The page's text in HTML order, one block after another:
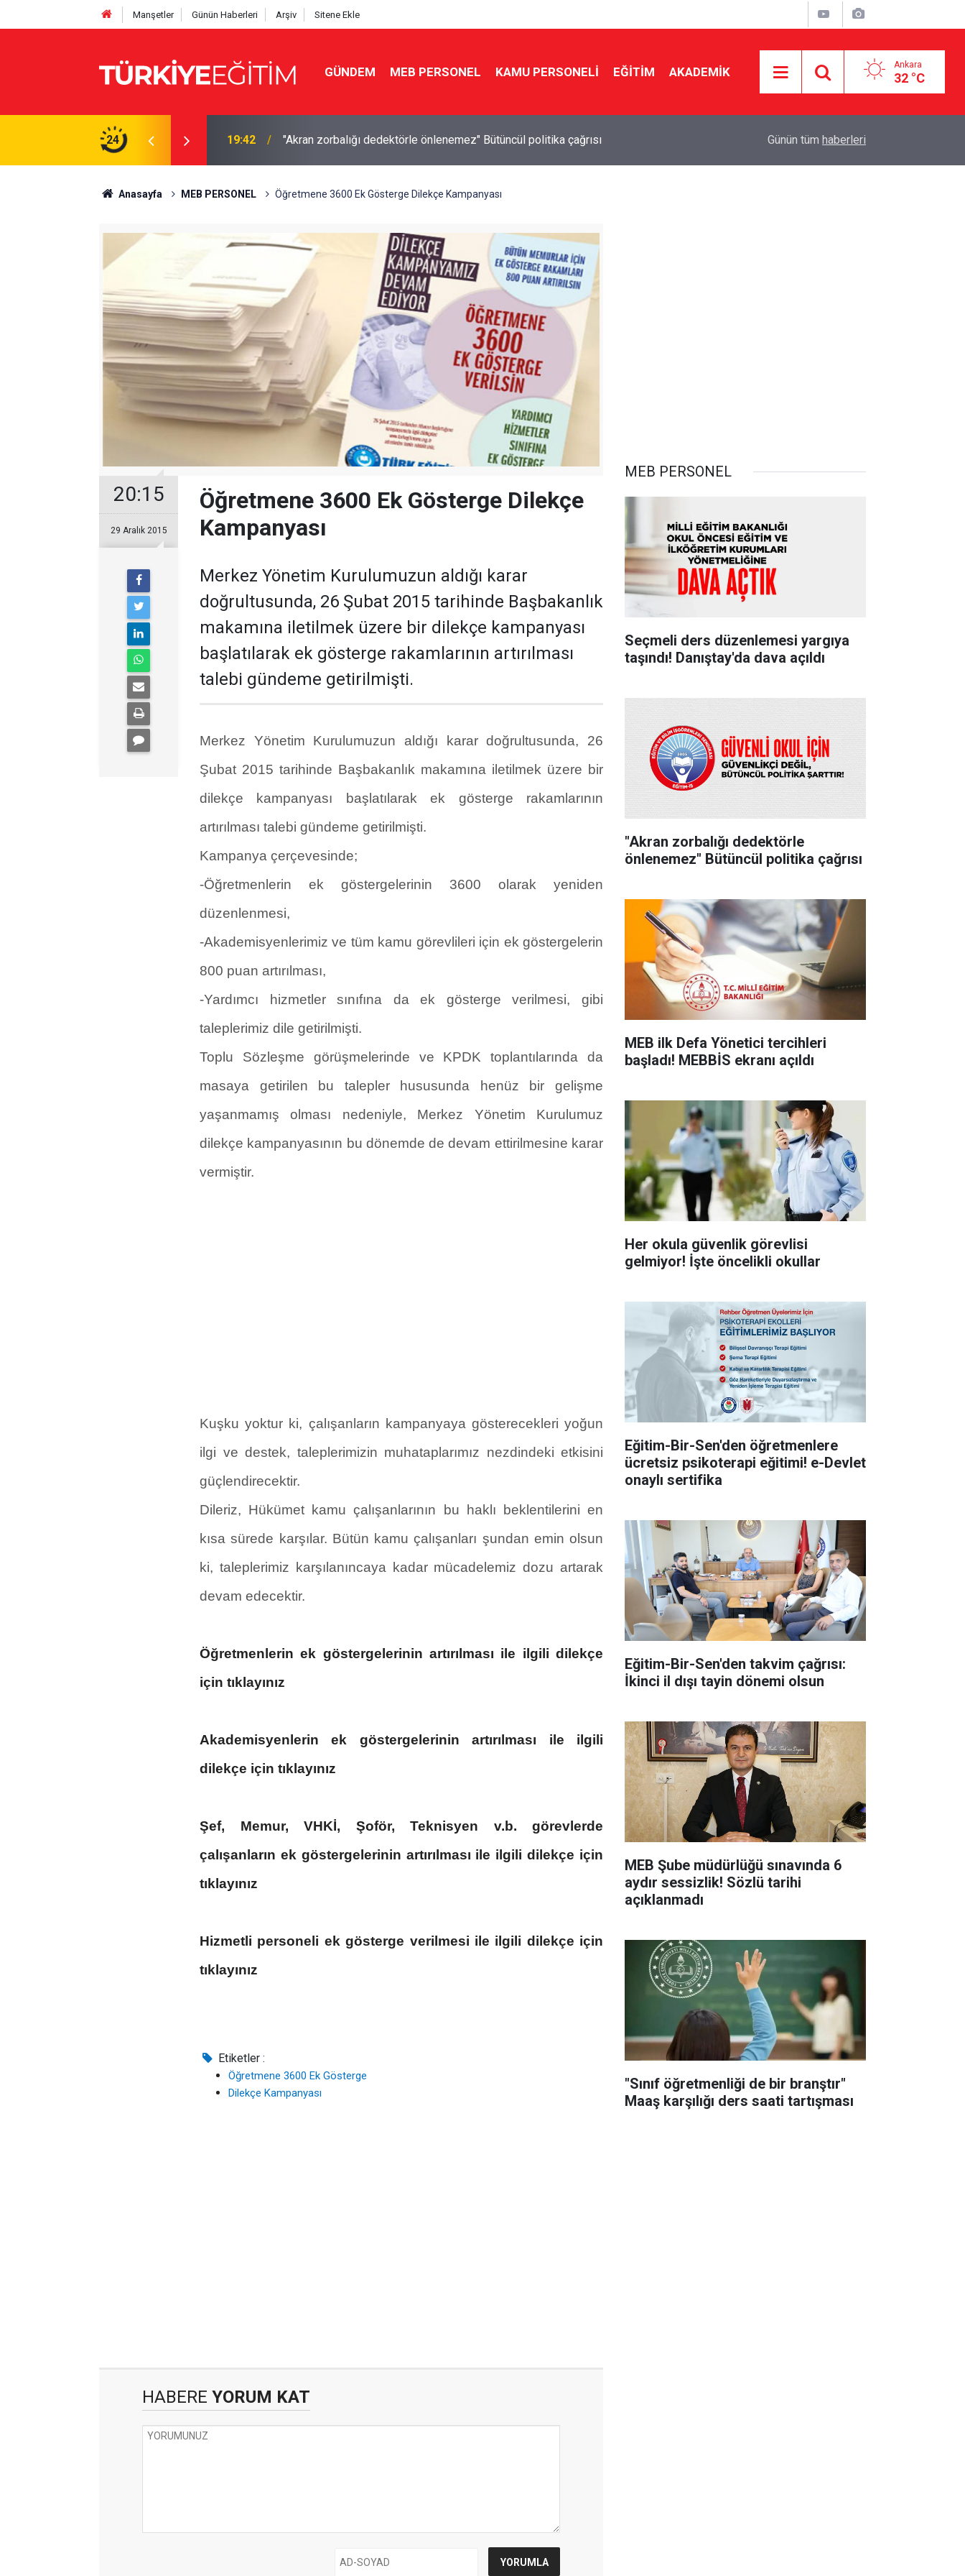
Manşetler Günün Haberleri Arşiv Sitene Ekle
GÜNDEM MEB PERSONEL KAMU PERSONELİ EĞİTİM AKADEMİK Ankara
32 °C
24
Danıştay'da dava açıldı 19:42 "Akran zorbalığı dedektörle önlenemez" Bütüncül politika çağrısı Altın rekor üstüne rekor! Kilogram fiyatı 6,6
Günün tüm haberleri
Anasayfa MEB PERSONEL Öğretmene 3600 Ek Gösterge Dilekçe Kampanyası
20:15
29 Aralık 2015
Öğretmene 3600 Ek Gösterge Dilekçe
Kampanyası
Merkez Yönetim Kurulumuzun aldığı karar
doğrultusunda, 26 Şubat 2015 tarihinde Başbakanlık
makamına iletilmek üzere bir dilekçe kampanyası
başlatılarak ek gösterge rakamlarının artırılması
talebi gündeme getirilmişti.
Merkez Yönetim Kurulumuzun aldığı karar doğrultusunda, 26
Şubat 2015 tarihinde Başbakanlık makamına iletilmek üzere bir
dilekçe kampanyası başlatılarak ek gösterge rakamlarının
artırılması talebi gündeme getirilmişti.
Kampanya çerçevesinde;
-Öğretmenlerin ek göstergelerinin 3600 olarak yeniden
düzenlenmesi,
-Akademisyenlerimiz ve tüm kamu görevlileri için ek göstergelerin
800 puan artırılması,
-Yardımcı hizmetler sınıfına da ek gösterge verilmesi, gibi
taleplerimiz dile getirilmişti.
Toplu Sözleşme görüşmelerinde ve KPDK toplantılarında da
masaya getirilen bu talepler hususunda henüz bir gelişme
yaşanmamış olması nedeniyle, Merkez Yönetim Kurulumuz
dilekçe kampanyasının bu dönemde de devam ettirilmesine karar
vermiştir.
Kuşku yoktur ki, çalışanların kampanyaya gösterecekleri yoğun
ilgi ve destek, taleplerimizin muhataplarımız nezdindeki etkisini
güçlendirecektir.
Dileriz, Hükümet kamu çalışanlarının bu haklı beklentilerini en
kısa sürede karşılar. Bütün kamu çalışanları şundan emin olsun
ki, taleplerimiz karşılanıncaya kadar mücadelemiz dozu artarak
devam edecektir.
Öğretmenlerin ek göstergelerinin artırılması ile ilgili dilekçe
için tıklayınız
Akademisyenlerin ek göstergelerinin artırılması ile ilgili
dilekçe için tıklayınız
Şef, Memur, VHKİ, Şoför, Teknisyen v.b. görevlerde
çalışanların ek göstergelerinin artırılması ile ilgili dilekçe için
tıklayınız
Hizmetli personeli ek gösterge verilmesi ile ilgili dilekçe için
tıklayınız
Etiketler :
Öğretmene 3600 Ek Gösterge
Dilekçe Kampanyası
HABERE YORUM KAT
MEB PERSONEL
Seçmeli ders düzenlemesi yargıya
taşındı! Danıştay'da dava açıldı
"Akran zorbalığı dedektörle
önlenemez" Bütüncül politika çağrısı
MEB ilk Defa Yönetici tercihleri
başladı! MEBBİS ekranı açıldı
Her okula güvenlik görevlisi
gelmiyor! İşte öncelikli okullar
Eğitim-Bir-Sen'den öğretmenlere
ücretsiz psikoterapi eğitimi! e-Devlet
onaylı sertifika
Eğitim-Bir-Sen'den takvim çağrısı:
İkinci il dışı tayin dönemi olsun
MEB Şube müdürlüğü sınavında 6
aydır sessizlik! Sözlü tarihi
açıklanmadı
"Sınıf öğretmenliği de bir branştır"
Maaş karşılığı ders saati tartışması